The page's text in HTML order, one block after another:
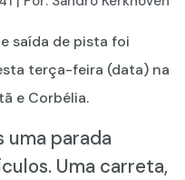
saída de pista foi
terça-feira (data) na
e Corbélia.
uma parada
Uma carreta,